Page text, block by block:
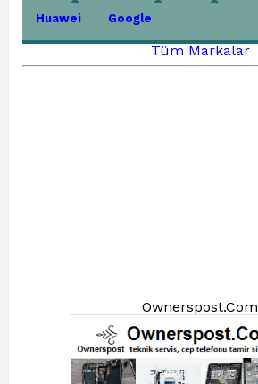
Huawei Google
Tüm Markalar
Ownerspost.Com